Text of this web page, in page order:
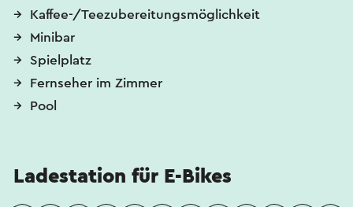
Kaffee-/Teezubereitungsmöglichkeit
Minibar
Spielplatz
Fernseher im Zimmer
Pool
Ladestation für E-Bikes